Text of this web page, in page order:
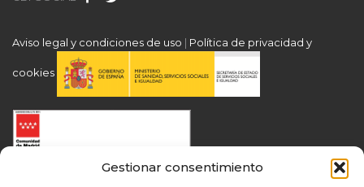
Gestionar consentimiento
Aviso legal y condiciones de uso | Política de privacidad y
cookies